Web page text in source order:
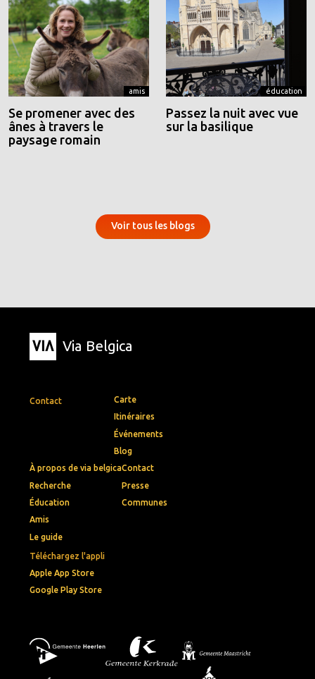
amis
Se promener avec des
ânes à travers le
paysage romain
éducation
Passez la nuit avec vue
sur la basilique
Voir tous les blogs
Via Belgica
Contact
Téléchargez l'appli
Apple App Store
Google Play Store
Carte
Itinéraires
Événements
Blog
À propos de via belgica
Recherche
Éducation
Amis
Le guide
Contact
Presse
Communes